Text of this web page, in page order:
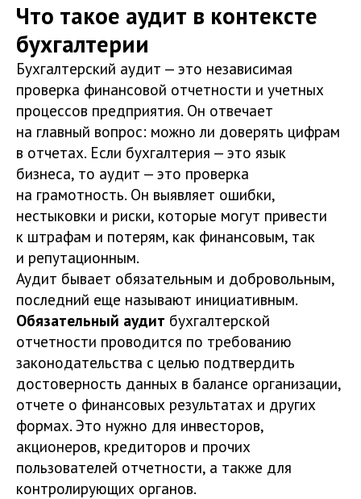
Что такое аудит в контексте
бухгалтерии
Бухгалтерский аудит — это независимая
проверка финансовой отчетности и учетных
процессов предприятия. Он отвечает
на главный вопрос: можно ли доверять цифрам
в отчетах. Если бухгалтерия — это язык
бизнеса, то аудит — это проверка
на грамотность. Он выявляет ошибки,
нестыковки и риски, которые могут привести
к штрафам и потерям, как финансовым, так
и репутационным.
Аудит бывает обязательным и добровольным,
последний еще называют инициативным.
Обязательный аудит бухгалтерской
отчетности проводится по требованию
законодательства с целью подтвердить
достоверность данных в балансе организации,
отчете о финансовых результатах и других
формах. Это нужно для инвесторов,
акционеров, кредиторов и прочих
пользователей отчетности, а также для
контролирующих органов.